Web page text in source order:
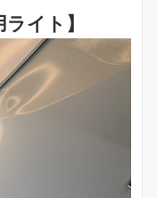
イト】